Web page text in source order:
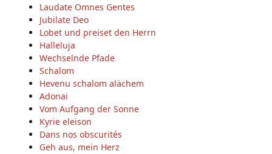
Laudate Omnes Gentes
Jubilate Deo
Lobet und preiset den Herrn
Halleluja
Wechselnde Pfade
Schalom
Hevenu schalom alächem
Adonai
Vom Aufgang der Sonne
Kyrie eleison
Dans nos obscurités
Geh aus, mein Herz